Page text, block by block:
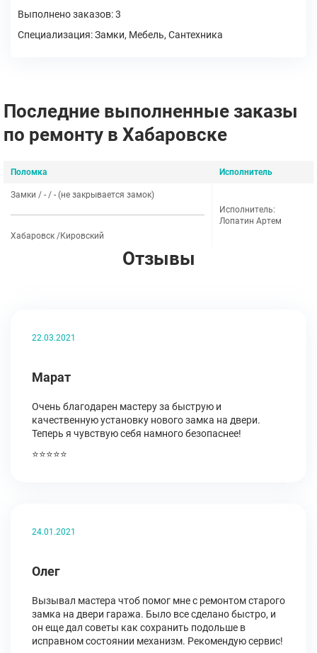
Выполнено заказов: 3
Специализация: Замки, Мебель, Сантехника
Последние выполненные заказы
по ремонту в Хабаровске
Поломка Исполнитель
Замки / - / - (не закрывается замок)
Хабаровск /Кировский
Исполнитель:
Лопатин Артем
Отзывы
22.03.2021
Марат
Очень благодарен мастеру за быструю и
качественную установку нового замка на двери.
Теперь я чувствую себя намного безопаснее!
⭐⭐⭐⭐⭐
24.01.2021
Олег
Вызывал мастера чтоб помог мне с ремонтом старого
замка на двери гаража. Было все сделано быстро, и
он еще дал советы как сохранить подольше в
исправном состоянии механизм. Рекомендую сервис!